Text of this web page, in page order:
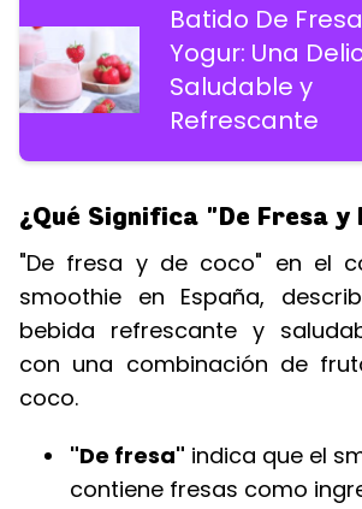
Batido De
Yogur: Una
Saludable y
Refrescante
¿Qué Significa "De Fresa y
"De fresa y de coco" en el
smoothie en España,
bebida refrescante y
con una combinación de
coco.
"De fresa" indica que el
contiene fresas como